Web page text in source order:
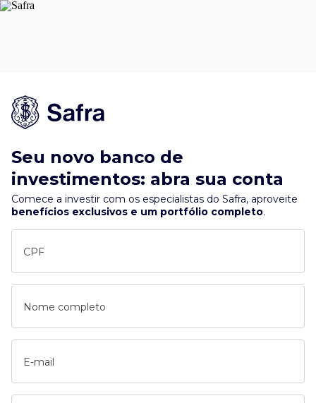
Seu novo banco de
investimentos: abra sua conta
Comece a investir com os especialistas do Safra, aproveite
benefícios exclusivos e um portfólio completo.
CPF
Nome completo
E-mail